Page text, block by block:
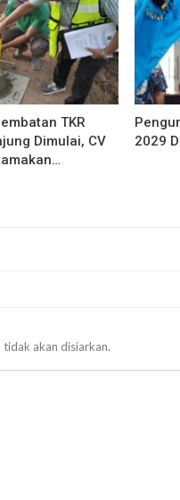
TKR
Dimulai, CV
2029
akan disiarkan.